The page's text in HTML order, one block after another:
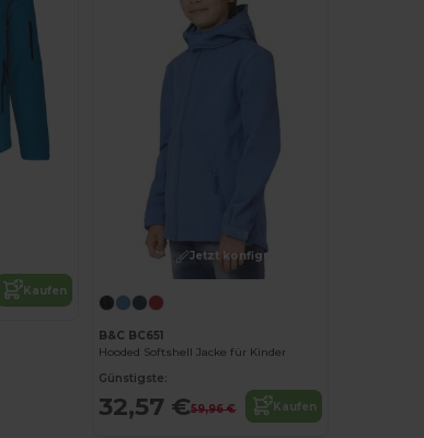
Kaufen
Jetzt konfigurieren!
B&C BC651
Hooded Softshell Jacke für Kinder
Günstigste:
32,57 €59,96 € Kaufen